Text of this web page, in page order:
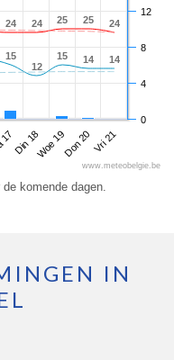
24
24 24
24 25
25 25
25 24
24
15
15
12
12
15
15 14
14 14
14
Din 18Woe 19Don 20Vri 21
0
4
8
12
www.meteobelgie.be
komende dagen.
IN